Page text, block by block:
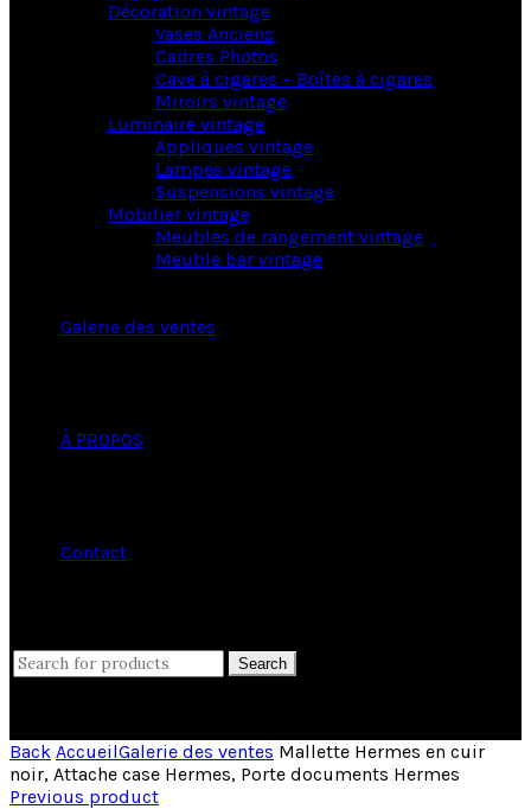
Décoration vintage
Vases Anciens
Cadres Photos
Cave à cigares – Boîtes à cigares
Miroirs vintage
Luminaire vintage
Appliques vintage
Lampes vintage
Suspensions vintage
Mobilier vintage
Meubles de rangement vintage
Meuble bar vintage
Galerie des ventes
À PROPOS
Contact
Search
for:
Search
Back AccueilGalerie des ventes Mallette Hermes en cuir
noir, Attache case Hermes, Porte documents Hermes
Previous product